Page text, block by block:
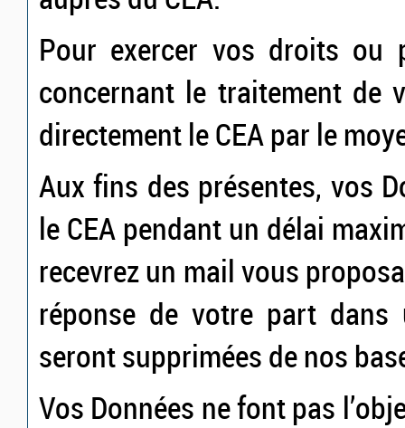
Pour exercer vos droits ou
concernant le traitement de
directement le CEA par le
Aux fins des présentes, vos
le CEA pendant un délai
recevrez un mail vous
réponse de votre part
seront supprimées de nos
Vos Données ne font pas